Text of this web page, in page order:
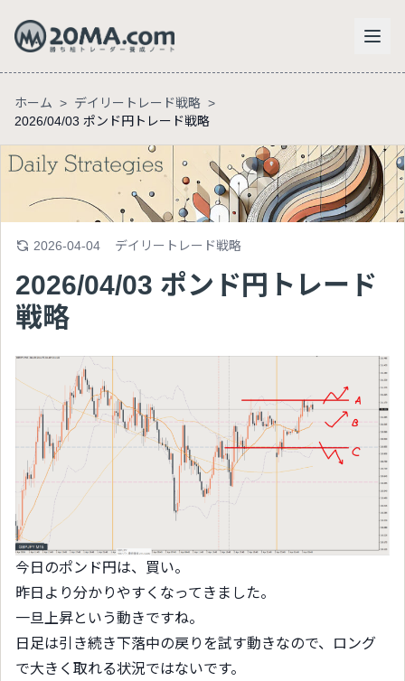
ホーム > デイリートレード戦略 >
2026/04/03 ポンド円トレード戦略
2026-04-04 デイリートレード戦略
2026/04/03 ポンド円トレード
戦略
今日のポンド円は、買い。
昨日より分かりやすくなってきました。
一旦上昇という動きですね。
日足は引き続き下落中の戻りを試す動きなので、ロング
で大きく取れる状況ではないです。